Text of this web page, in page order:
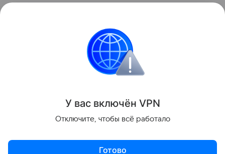
свою силу на том, чтобы дать урожайю
возможность нормально вызреть.
У вас включён VPN
Отключите, чтобы всё работало
Готово